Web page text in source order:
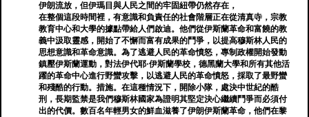
伊朗流放，但伊瑪目與人民之間的牢固紐帶仍然存在，
在整個這段時間裡，有意識和負責任的社會階層正在從清真寺，宗教
教育中心和大學的據點帶給人們啟迪。他們從伊斯蘭革命和富饒的教
義中汲取靈感，開始了不懈而富有成果的鬥爭，以提高穆斯林人民的
思想意識和革命意識。為了逃避人民的革命憤怒，專制政權開始發動
鎮壓伊斯蘭運動，對法伊代耶·伊斯蘭學校，德黑蘭大學和所有其他活
躍的革命中心進行野蠻攻擊，以逃避人民的革命憤怒，採取了最野蠻
和殘酷的行動。措施。在這種情況下，開除小隊，處決中世紀的酷
刑，長期監禁是我們穆斯林國家為證明其堅定決心繼續鬥爭而必須付
出的代價。數百名年輕男女的鮮血滋養了伊朗伊斯蘭革命，他們在黎